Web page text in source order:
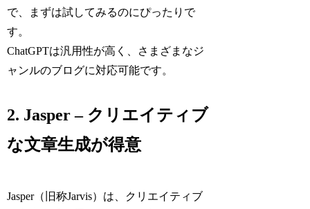
で、まずは試してみるのにぴったりで
す。
ChatGPTは汎用性が高く、さまざまなジ
ャンルのブログに対応可能です。
2. Jasper – クリエイティブ
な文章生成が得意
Jasper（旧称Jarvis）は、クリエイティブ